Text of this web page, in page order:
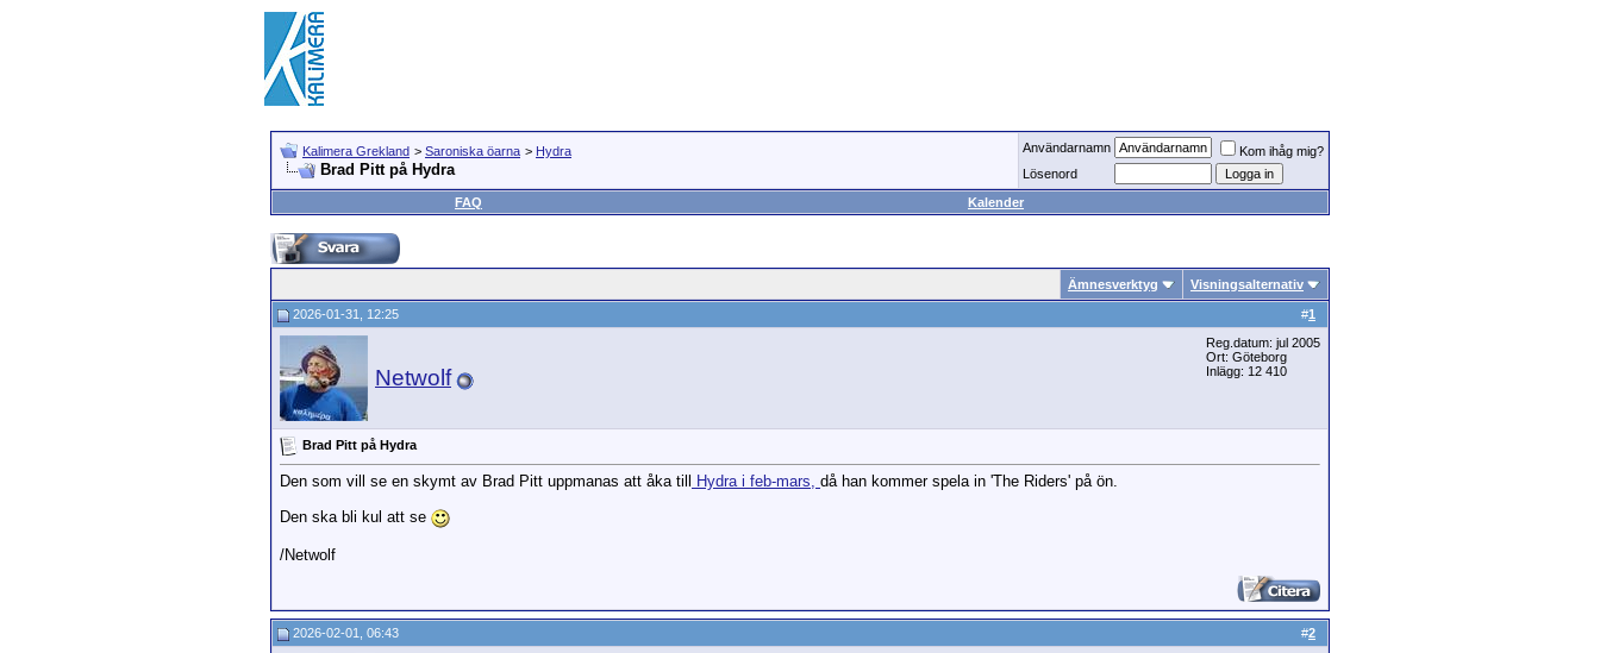
Kalimera Grekland > Saroniska öarna > Hydra
Brad Pitt på Hydra
Användarnamn
Kom ihåg mig?
Lösenord
FAQ
Kalender
Ämnesverktyg Visningsalternativ
#1
2026-01-31, 12:25
Netwolf
Reg.datum: jul 2005
Ort: Göteborg
Inlägg: 12 410
Brad Pitt på Hydra
Den som vill se en skymt av Brad Pitt uppmanas att åka till Hydra i feb-mars, då han kommer spela in 'The Riders' på ön.
Den ska bli kul att se
/Netwolf
#2
2026-02-01, 06:43